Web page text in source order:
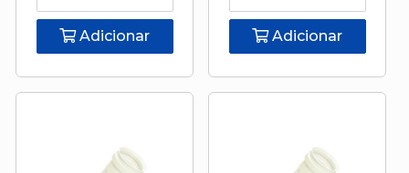
Adicionar Adicionar